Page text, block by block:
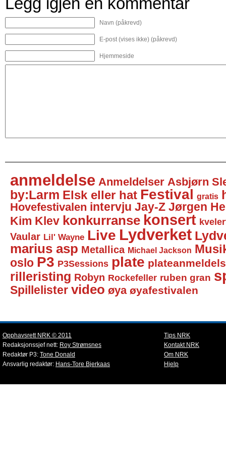
Navn (påkrevd)
E-post (vises ikke) (påkrevd)
Hjemmeside
anmeldelse Anmeldelser Asbjørn
by:Larm Elsk eller hat Festival gratis
Hovefestivalen intervju Jay-Z Jørgen
Kim Klev konkurranse konsert
Vaular Lil' Wayne Live Lydverket
marius asp Metallica Michael Jackson
oslo P3 P3Sessions plate
rilleristing Robyn Rockefeller ruben gran
Spillelister video øya øyafestivalen
Opphavsrett NRK © 2011
Redaksjonssjef nett: Roy Strømsnes
Redaktør P3: Tone Donald
Ansvarlig redaktør: Hans-Tore Bjerkaas
Tips NRK
Kontakt NRK
Om NRK
Hjelp